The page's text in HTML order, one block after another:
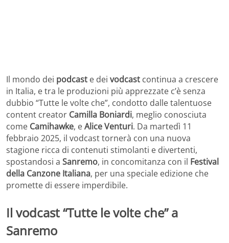
Il mondo dei podcast e dei vodcast continua a crescere
in Italia, e tra le produzioni più apprezzate c’è senza
dubbio “Tutte le volte che”, condotto dalle talentuose
content creator Camilla Boniardi, meglio conosciuta
come Camihawke, eAlice Venturi. Da martedì 11
febbraio 2025, il vodcast tornerà con una nuova
stagione ricca di contenuti stimolanti e divertenti,
spostandosi a Sanremo, in concomitanza con il Festival
della Canzone Italiana, per una speciale edizione che
promette di essere imperdibile.
Il vodcast “Tutte le volte che” a
Sanremo